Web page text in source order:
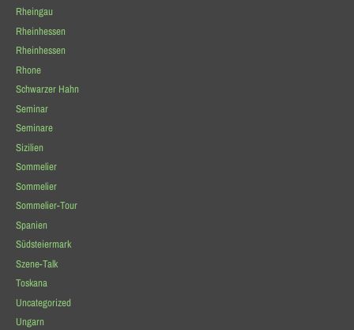
Rheingau
Rheinhessen
Rheinhessen
Rhone
Schwarzer Hahn
Seminar
Seminare
Sizilien
Sommelier
Sommelier
Sommelier-Tour
Spanien
Südsteiermark
Szene-Talk
Toskana
Uncategorized
Ungarn